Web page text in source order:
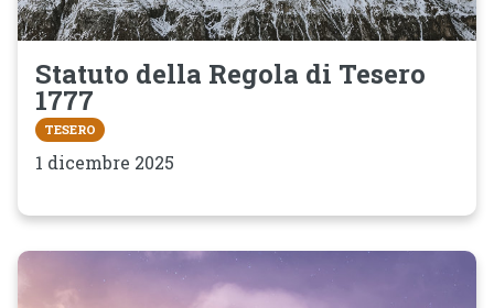
Statuto della Regola di Tesero
1777
TESERO
1 dicembre 2025